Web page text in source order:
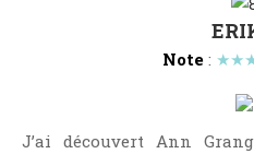
Littérature Classique
Note :
J’ai découvert Ann